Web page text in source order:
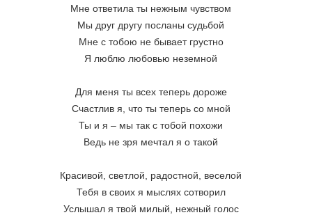
Мне ответила ты нежным чувством
Мы друг другу посланы судьбой
Мне с тобою не бывает грустно
Я люблю любовью неземной
Для меня ты всех теперь дороже
Счастлив я, что ты теперь со мной
Ты и я – мы так с тобой похожи
Ведь не зря мечтал я о такой
Красивой, светлой, радостной, веселой
Тебя в своих я мыслях сотворил
Услышал я твой милый, нежный голос